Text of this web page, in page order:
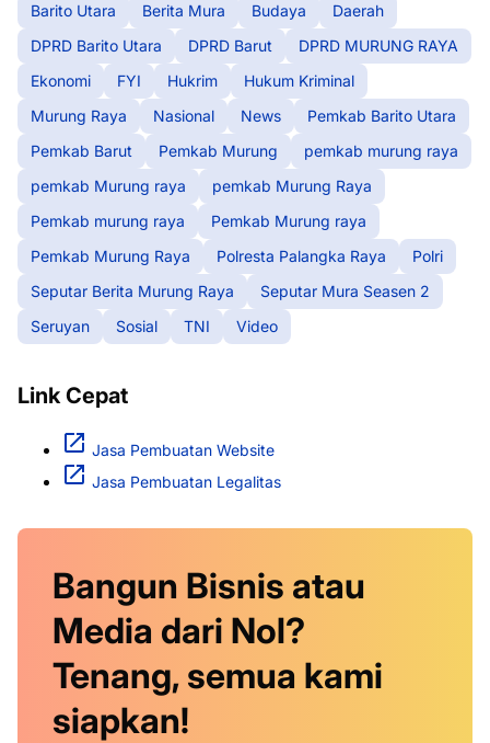
Barito Utara
Berita Mura Budaya
Daerah
DPRD Barito Utara
DPRD Barut
DPRD MURUNG RAYA
Ekonomi
FYI Hukrim
Hukum Kriminal
Murung Raya
Nasional News
Pemkab Barito Utara
Pemkab Barut
Pemkab Murung
pemkab murung raya
pemkab Murung raya
pemkab Murung Raya
Pemkab murung raya
Pemkab Murung raya
Pemkab Murung Raya
Polresta Palangka Raya
Polri
Seputar Berita Murung Raya
Seputar Mura Seasen 2
Seruyan
Sosial TNI Video
Link Cepat
Jasa Pembuatan Website
Jasa Pembuatan Legalitas
Bangun Bisnis atau
Media dari Nol?
Tenang, semua kami
siapkan!